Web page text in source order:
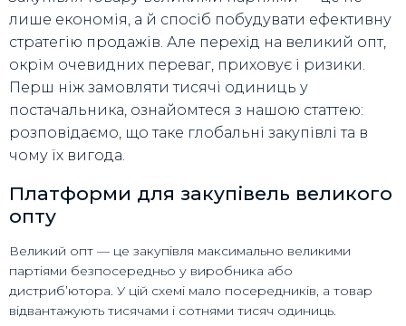
лише економія, а й спосіб побудувати ефективну
стратегію продажів. Але перехід на великий опт,
окрім очевидних переваг, приховує і ризики.
Перш ніж замовляти тисячі одиниць у
постачальника, ознайомтеся з нашою статтею:
розповідаємо, що таке глобальні закупівлі та в
чому їх вигода.
Платформи для закупівель великого
опту
Великий опт — це закупівля максимально великими
партіями безпосередньо у виробника або
дистриб’ютора. У цій схемі мало посередників, а товар
відвантажують тисячами і сотнями тисяч одиниць.